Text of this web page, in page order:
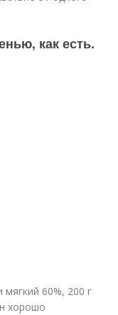
как есть.
60%, 200 г
хорошо